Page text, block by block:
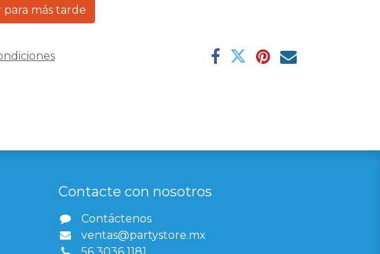
más tarde
Contacte con nosotros
Contáctenos
ventas@partystore.mx